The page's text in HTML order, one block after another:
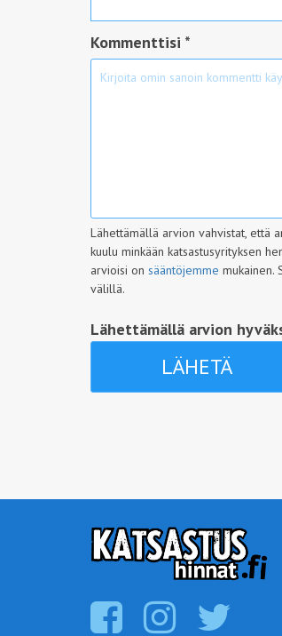
Kommenttisi *
Lähettämällä arvion vahvistat, että
kuulu minkään katsastusyrityksen
arvioisi on sääntöjemme mukainen.
välillä.
Lähettämällä arvion